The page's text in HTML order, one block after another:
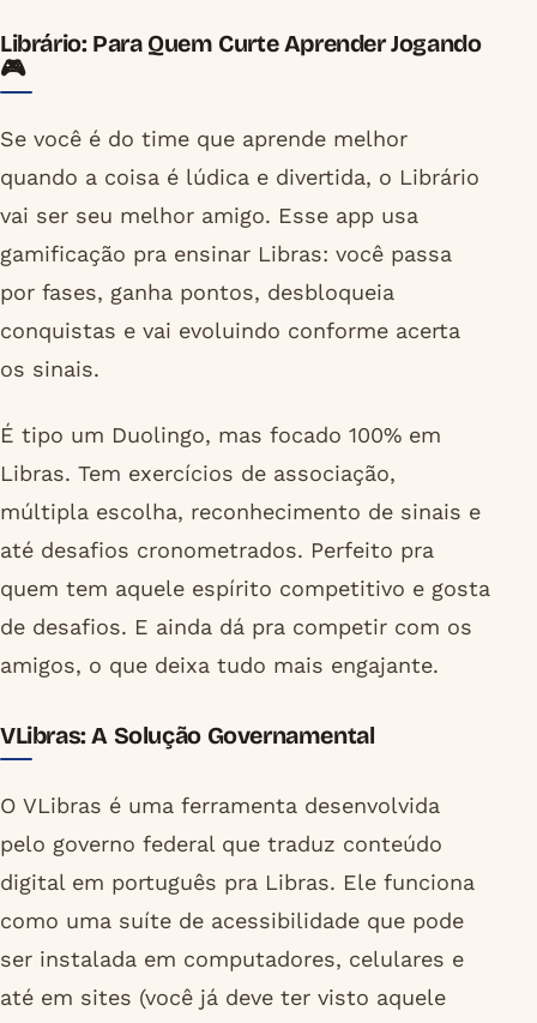
Librário: Para Quem Curte Aprender Jogando
🎮
Se você é do time que aprende melhor
quando a coisa é lúdica e divertida, o Librário
vai ser seu melhor amigo. Esse app usa
gamificação pra ensinar Libras: você passa
por fases, ganha pontos, desbloqueia
conquistas e vai evoluindo conforme acerta
os sinais.
É tipo um Duolingo, mas focado 100% em
Libras. Tem exercícios de associação,
múltipla escolha, reconhecimento de sinais e
até desafios cronometrados. Perfeito pra
quem tem aquele espírito competitivo e gosta
de desafios. E ainda dá pra competir com os
amigos, o que deixa tudo mais engajante.
VLibras: A Solução Governamental
O VLibras é uma ferramenta desenvolvida
pelo governo federal que traduz conteúdo
digital em português pra Libras. Ele funciona
como uma suíte de acessibilidade que pode
ser instalada em computadores, celulares e
até em sites (você já deve ter visto aquele